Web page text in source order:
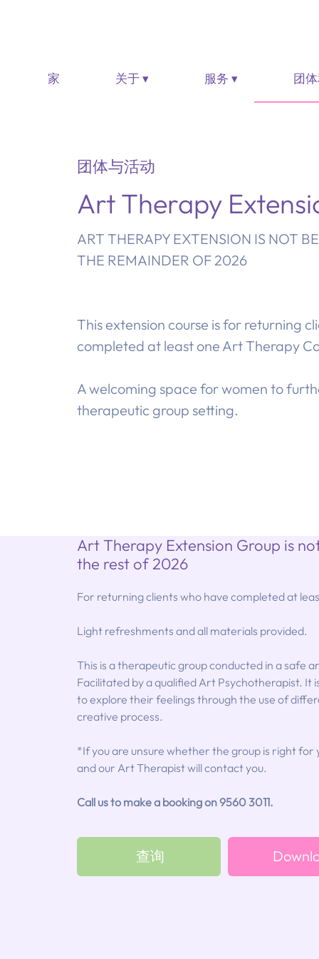
家 关于 ▾ 服务 ▾ 团
团体与活动
Art Therapy
ART THERAPY EXTENSION IS NOT
THE REMAINDER OF 2026
This extension course is for returning
completed at least one Art Therapy
A welcoming space for women to
therapeutic group setting.
Art Therapy Extension Group is
the rest of 2026
For returning clients who have completed at
Light refreshments and all materials provided.
This is a therapeutic group conducted in a safe
Facilitated by a qualified Art Psychotherapist. It
to explore their feelings through the use of
creative process.
*If you are unsure whether the group is right for
and our Art Therapist will contact you.
Call us to make a booking on 9560 3011.
查询